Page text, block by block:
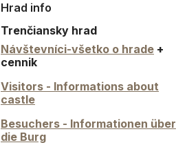
Hrad info
Trenčiansky hrad
Návštevníci-všetko o hrade +
cennik
Visitors - Informations about
castle
Besuchers - Informationen über
die Burg